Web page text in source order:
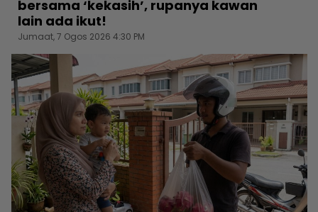
bersama ‘kekasih’, rupanya kawan
lain ada ikut!
Jumaat, 7 Ogos 2026 4:30 PM